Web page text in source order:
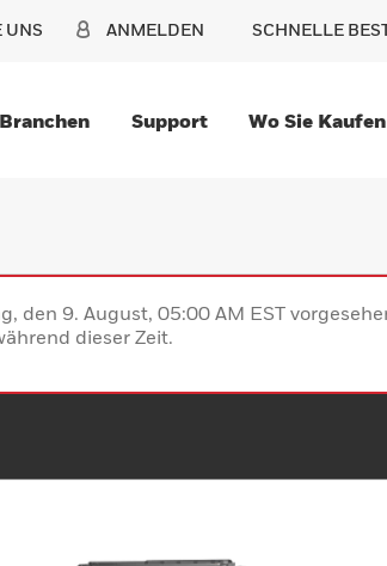
UNS ANMELDEN SCHNELLE
Branchen Support Wo Sie
den 9. August, 05:00 AM EST
dieser Zeit.